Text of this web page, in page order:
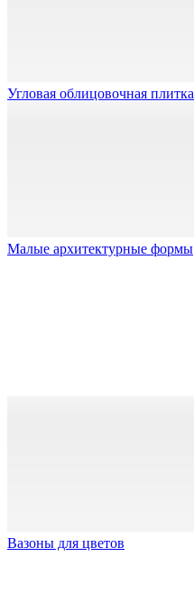
Угловая облицовочная плитка
Малые архитектурные формы
Вазоны для цветов